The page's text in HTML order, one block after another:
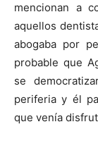
mencionan a
aquellos
abogaba por
probable que
se
periferia y él
que venía